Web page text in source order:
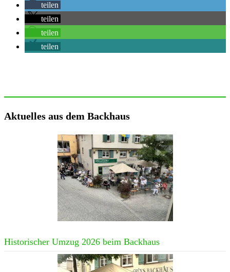
teilen
teilen
teilen
teilen
Aktuelles aus dem Backhaus
Historischer Umzug 2026 beim Backhaus